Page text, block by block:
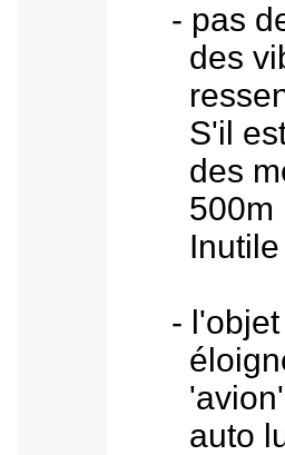
- pas
des
S'il est
des
500m
Inutile
- l'objet
'avion'
auto